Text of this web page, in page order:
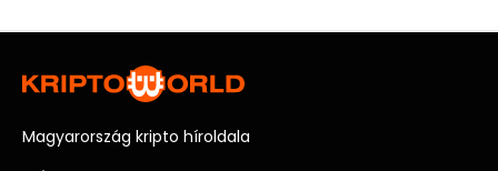
Magyarország kripto híroldala